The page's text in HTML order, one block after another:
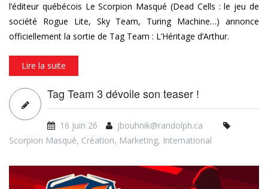
l’éditeur québécois Le Scorpion Masqué (Dead Cells : le jeu de
société Rogue Lite, Sky Team, Turing Machine…) annonce
officiellement la sortie de Tag Team : L’Héritage d’Arthur.
Lire la suite
Tag Team 3 dévoile son teaser !
16 juin 26
jbouhnik@randolph.ca
Scorpion Masqué, Création, Marketing, International